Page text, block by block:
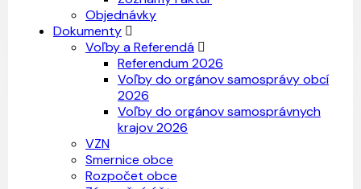
Objednávky
Dokumenty
Voľby a Referendá
Referendum 2026
Voľby do orgánov samosprávy obcí
2026
Voľby do orgánov samosprávnych
krajov 2026
VZN
Smernice obce
Rozpočet obce